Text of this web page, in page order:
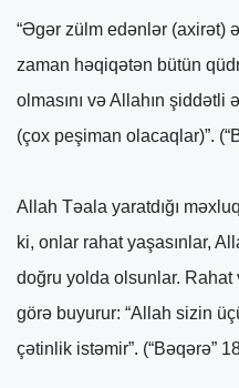
“Əgər zülm edənlər (axirət)
zaman həqiqətən bütün
olmasını və Allahın şiddətli
(çox peşiman olacaqlar)”.
Allah Təala yaratdığı
ki, onlar rahat yaşasınlar,
doğru yolda olsunlar. Rahat
görə buyurur: “Allah sizin
çətinlik istəmir”. (“Bəqərə”